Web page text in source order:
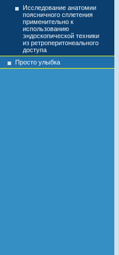
Исследование анатомии
поясничного сплетения
применительно к
использованию
эндоскопической техники
из ретроперитонеального
доступа
Просто улыбка